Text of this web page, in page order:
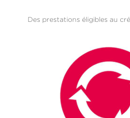
Des prestations éligibles au